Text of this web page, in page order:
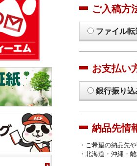
ご入稿方
ファイル
お支払い
銀行振り込
納品先情
・ご希望の納品先
・北海道・沖縄・